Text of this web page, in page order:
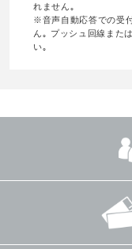
れません｡
※音声自動応答での受
ん｡ プッシュ回線また
い｡